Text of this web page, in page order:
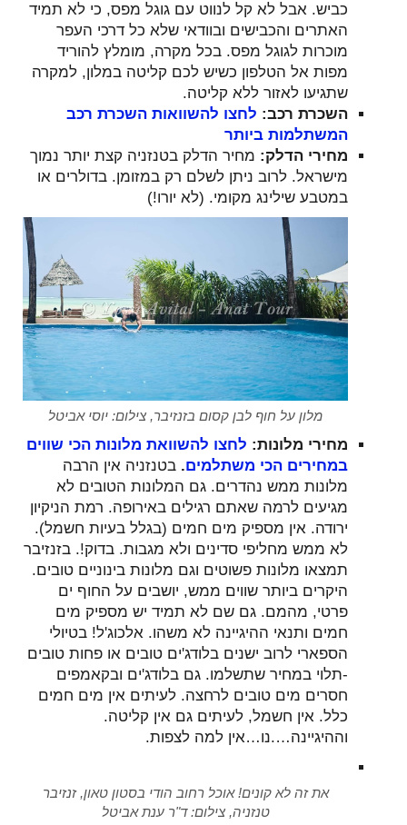
כביש. אבל לא קל לנווט עם גוגל מפס, כי לא תמיד
האתרים והכבישים ובוודאי שלא כל דרכי העפר
מוכרות לגוגל מפס. בכל מקרה, מומלץ להוריד
מפות אל הטלפון כשיש לכם קליטה במלון, למקרה
שתגיעו לאזור ללא קליטה.
השכרת רכב: לחצו להשוואות השכרת רכב
המשתלמות ביותר
מחירי הדלק: מחיר הדלק בטנזניה קצת יותר נמוך
מישראל. לרוב ניתן לשלם רק במזומן. בדולרים או
במטבע שילינג מקומי. (לא יורו!)
מלון על חוף לבן קסום בזנזיבר, צילום: יוסי אביטל
מחירי מלונות: לחצו להשוואת מלונות הכי שווים
במחירים הכי משתלמים. בטנזניה אין הרבה
מלונות ממש נהדרים. גם המלונות הטובים לא
מגיעים לרמה שאתם רגילים באירופה. רמת הניקיון
ירודה. אין מספיק מים חמים (בגלל בעיות חשמל).
לא ממש מחליפי סדינים ולא מגבות. בדוק!. בזנזיבר
תמצאו מלונות פשוטים וגם מלונות בינוניים טובים.
היקרים ביותר שווים ממש, יושבים על החוף ים
פרטי, מהמם. גם שם לא תמיד יש מספיק מים
חמים ותנאי ההיגיינה לא משהו. אלכוג'ל! בטיולי
הספארי לרוב ישנים בלודג'ים טובים או פחות טובים
-תלוי במחיר שתשלמו. גם בלודג'ים ובקאמפים
חסרים מים טובים לרחצה. לעיתים אין מים חמים
כלל. אין חשמל, לעיתים גם אין קליטה.
וההיגיינה….נו…אין למה לצפות.
את זה לא קונים! אוכל רחוב הודי בסטון טאון, זנזיבר
טנזניה, צילום: ד"ר ענת אביטל